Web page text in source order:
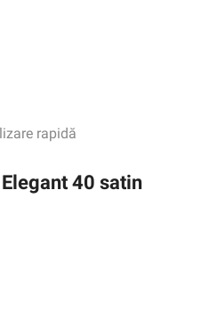
rapidă
40 satin